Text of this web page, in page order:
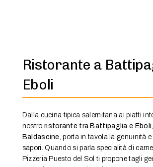
Ristorante a
Eboli
Dalla cucina tipica salernitana ai piatti
nostro ristorante tra Battipaglia e
Baldascine, porta in tavola la genuinità e
sapori. Quando si parla specialità di
Pizzeria Puesto del Sol ti propone tagli